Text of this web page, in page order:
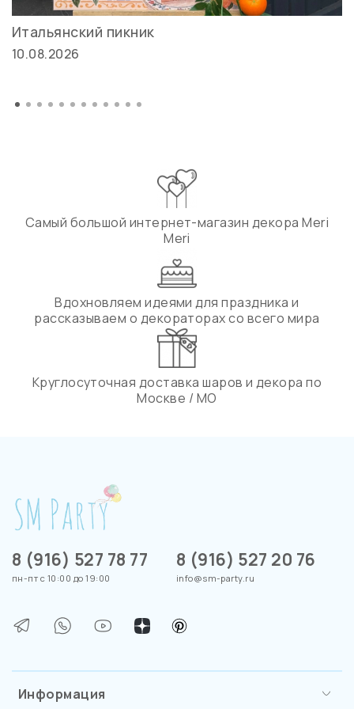
Итальянский пикник
10.08.2026
Самый большой интернет-магазин декора Meri
Meri
Вдохновляем идеями для праздника и
рассказываем о декораторах со всего мира
Круглосуточная доставка шаров и декора по
Москве / МО
Информация
8 (916) 527 78 77
пн-пт с 10:00 до 19:00
8 (916) 527 20 76
info@sm-party.ru